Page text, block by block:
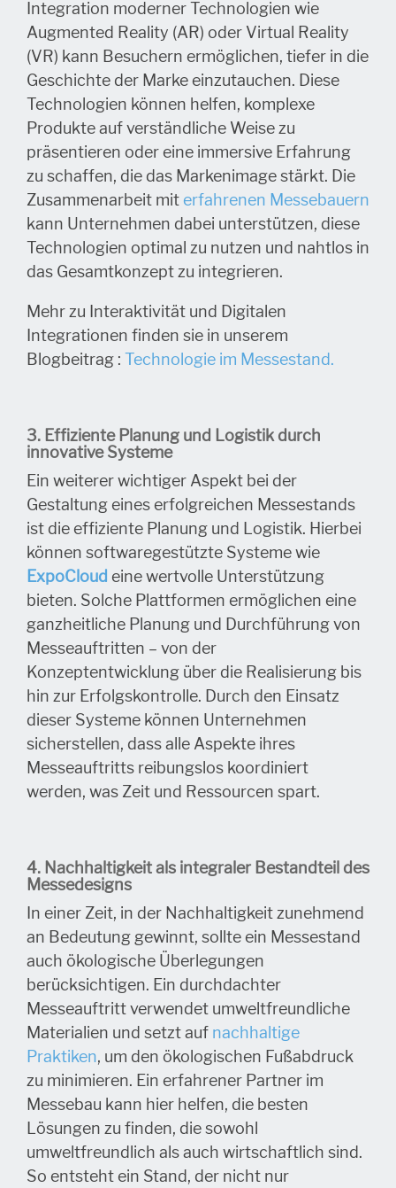
Integration moderner Technologien wie
Augmented Reality (AR) oder Virtual Reality
(VR) kann Besuchern ermöglichen, tiefer in die
Geschichte der Marke einzutauchen. Diese
Technologien können helfen, komplexe
Produkte auf verständliche Weise zu
präsentieren oder eine immersive Erfahrung
zu schaffen, die das Markenimage stärkt. Die
Zusammenarbeit mit erfahrenen Messebauern
kann Unternehmen dabei unterstützen, diese
Technologien optimal zu nutzen und nahtlos in
das Gesamtkonzept zu integrieren.
Mehr zu Interaktivität und Digitalen
Integrationen finden sie in unserem
Blogbeitrag : Technologie im Messestand.
3. Effiziente Planung und Logistik durch
innovative Systeme
Ein weiterer wichtiger Aspekt bei der
Gestaltung eines erfolgreichen Messestands
ist die effiziente Planung und Logistik. Hierbei
können softwaregestützte Systeme wie
ExpoCloud eine wertvolle Unterstützung
bieten. Solche Plattformen ermöglichen eine
ganzheitliche Planung und Durchführung von
Messeauftritten – von der
Konzeptentwicklung über die Realisierung bis
hin zur Erfolgskontrolle. Durch den Einsatz
dieser Systeme können Unternehmen
sicherstellen, dass alle Aspekte ihres
Messeauftritts reibungslos koordiniert
werden, was Zeit und Ressourcen spart.
4. Nachhaltigkeit als integraler Bestandteil des
Messedesigns
In einer Zeit, in der Nachhaltigkeit zunehmend
an Bedeutung gewinnt, sollte ein Messestand
auch ökologische Überlegungen
berücksichtigen. Ein durchdachter
Messeauftritt verwendet umweltfreundliche
Materialien und setzt auf nachhaltige
Praktiken, um den ökologischen Fußabdruck
zu minimieren. Ein erfahrener Partner im
Messebau kann hier helfen, die besten
Lösungen zu finden, die sowohl
umweltfreundlich als auch wirtschaftlich sind.
So entsteht ein Stand, der nicht nur